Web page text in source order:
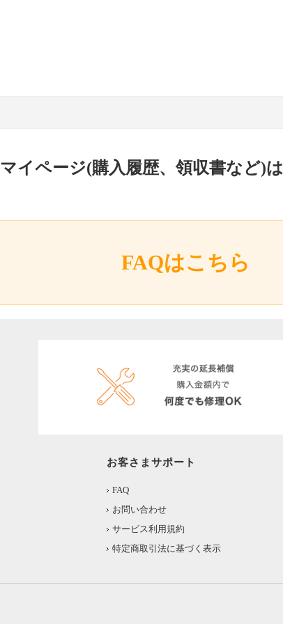
マイページ(購入履歴、領収書など)は
FAQはこちら
お客さまサポート
FAQ
お問い合わせ
サービス利用規約
特定商取引法に基づく表示